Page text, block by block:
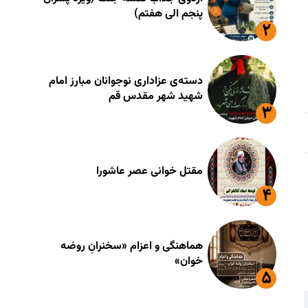
پنجم الی هفتم)
دسته‌ی عزاداری نوجوانان مبارز امام
شهید شهر مقدس قم
مقتل خوانی عصر عاشورا
هماهنگی و اعزام «سخنرانِ روضه
خوان»